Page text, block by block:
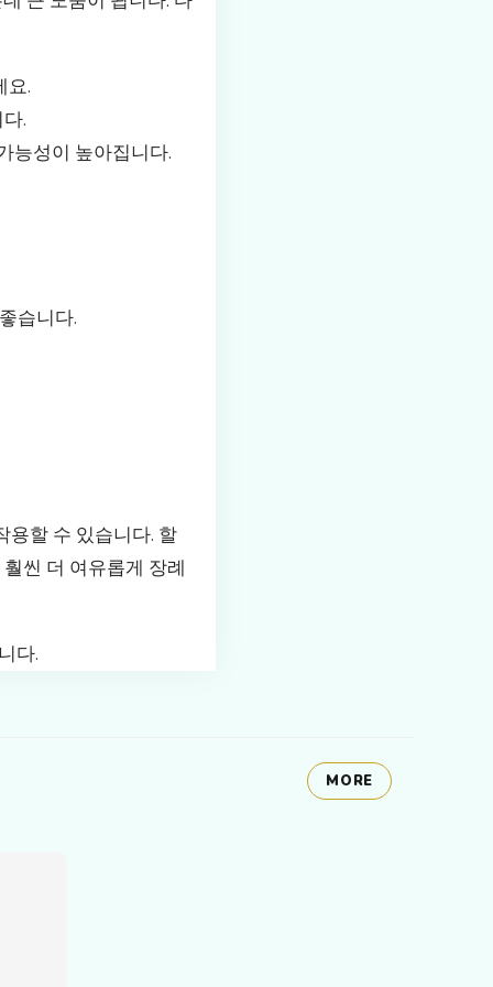
요.
.
능성이 높아집니다.
습니다.
용할 수 있습니다. 할
씬 더 여유롭게 장례
다.
MORE